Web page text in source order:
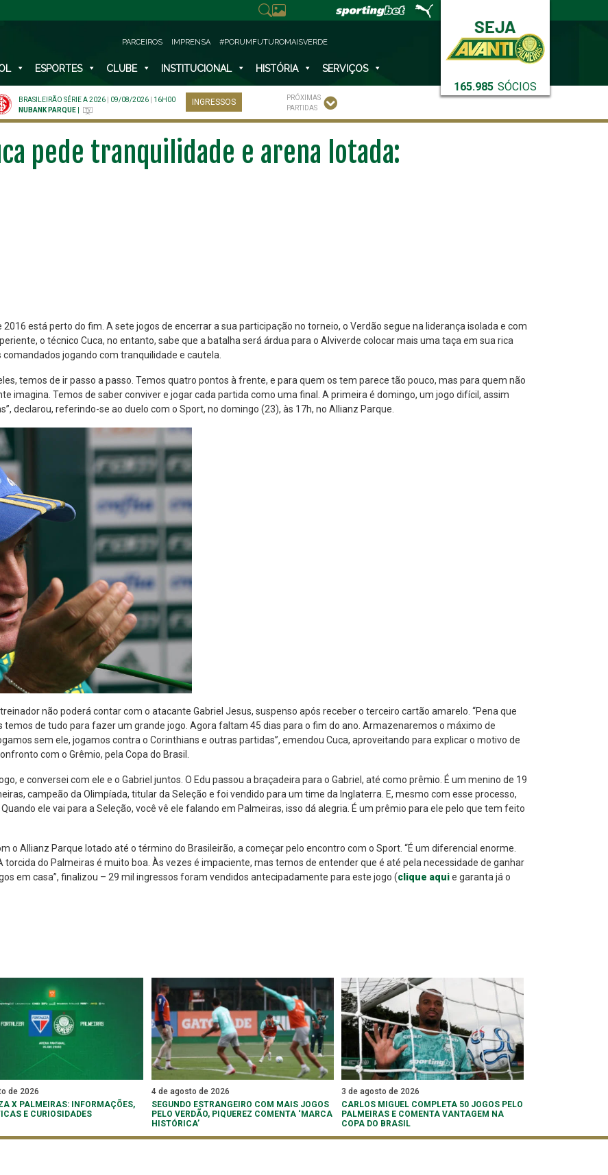
165.985 SÓCIOS
PARCEIROS IMPRENSA #PORUMFUTUROMAISVERDE
ESPORTES CLUBE INSTITUCIONAL HISTÓRIA SERVIÇOS
BRASILEIRÃO SÉRIE A 2026 09/08/2026
16H00
NUBANK PARQUE
INGRESSOS
PRÓXIMAS
PARTIDAS
pede tranquilidade e arena lotada:
está perto do fim. A sete jogos de encerrar a sua participação no torneio, o Verdão segue na liderança isolada e com
o técnico Cuca, no entanto, sabe que a batalha será árdua para o Alviverde colocar mais uma taça em sua rica
jogando com tranquilidade e cautela.
temos de ir passo a passo. Temos quatro pontos à frente, e para quem os tem parece tão pouco, mas para quem não
imagina. Temos de saber conviver e jogar cada partida como uma final. A primeira é domingo, um jogo difícil, assim
declarou, referindo-se ao duelo com o Sport, no domingo (23), às 17h, no Allianz Parque.
não poderá contar com o atacante Gabriel Jesus, suspenso após receber o terceiro cartão amarelo. “Pena que
temos de tudo para fazer um grande jogo. Agora faltam 45 dias para o fim do ano. Armazenaremos o máximo de
sem ele, jogamos contra o Corinthians e outras partidas”, emendou Cuca, aproveitando para explicar o motivo de
com o Grêmio, pela Copa do Brasil.
e conversei com ele e o Gabriel juntos. O Edu passou a braçadeira para o Gabriel, até como prêmio. É um menino de 19
campeão da Olimpíada, titular da Seleção e foi vendido para um time da Inglaterra. E, mesmo com esse processo,
ele vai para a Seleção, você vê ele falando em Palmeiras, isso dá alegria. É um prêmio para ele pelo que tem feito
o Allianz Parque lotado até o término do Brasileirão, a começar pelo encontro com o Sport. “É um diferencial enorme.
do Palmeiras é muito boa. Às vezes é impaciente, mas temos de entender que é até pela necessidade de ganhar
em casa”, finalizou – 29 mil ingressos foram vendidos antecipadamente para este jogo (clique aquie garanta já o
de 2026
X PALMEIRAS: INFORMAÇÕES,
E CURIOSIDADES
4 de agosto de 2026
SEGUNDO ESTRANGEIRO COM MAIS JOGOS
PELO VERDÃO, PIQUEREZ COMENTA ‘MARCA
HISTÓRICA’
3 de agosto de 2026
CARLOS MIGUEL COMPLETA 50 JOGOS PELO
PALMEIRAS E COMENTA VANTAGEM NA
COPA DO BRASIL